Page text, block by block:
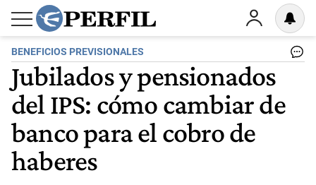
BENEFICIOS PREVISIONALES
Jubilados y pensionados
del IPS: cómo cambiar de
banco para el cobro de
haberes